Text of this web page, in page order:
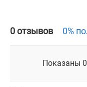
0 отзывов 0%
Показаны